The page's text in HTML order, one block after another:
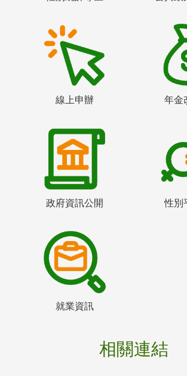
線上申辦 年金
政府資訊公開 性別
就業資訊
相關連結